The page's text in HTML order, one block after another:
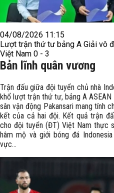
04/08/2026 11:15
Lượt trận thứ tư bảng A Giải vô
Việt Nam 0 - 3
Bản lĩnh quân vương
Trận đấu giữa đội tuyển chủ nhà
khổ lượt trận thứ tư, bảng A
sân vận động Pakansari mang tính
kết của cả hai đội. Kết quả trận
cho đội tuyển (ĐT) Việt Nam thực
hâm mộ và giới bóng đá
vực...